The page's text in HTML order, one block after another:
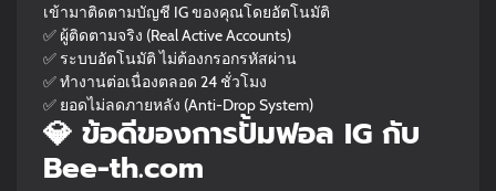
เข้ามาติดตามบัญชี IG ของคุณโดยอัตโนมัติ
✅ ผู้ติดตามจริง (Real Active Accounts)
✅ ระบบอัตโนมัติ ไม่ต้องกรอกรหัสผ่าน
✅ ทำงานต่อเนื่องตลอด 24 ชั่วโมง
✅ ยอดไม่ลดภายหลัง (Anti-Drop System)
💎 ข้อดีของการปั้มฟอล IG กับ
Bee-th.com